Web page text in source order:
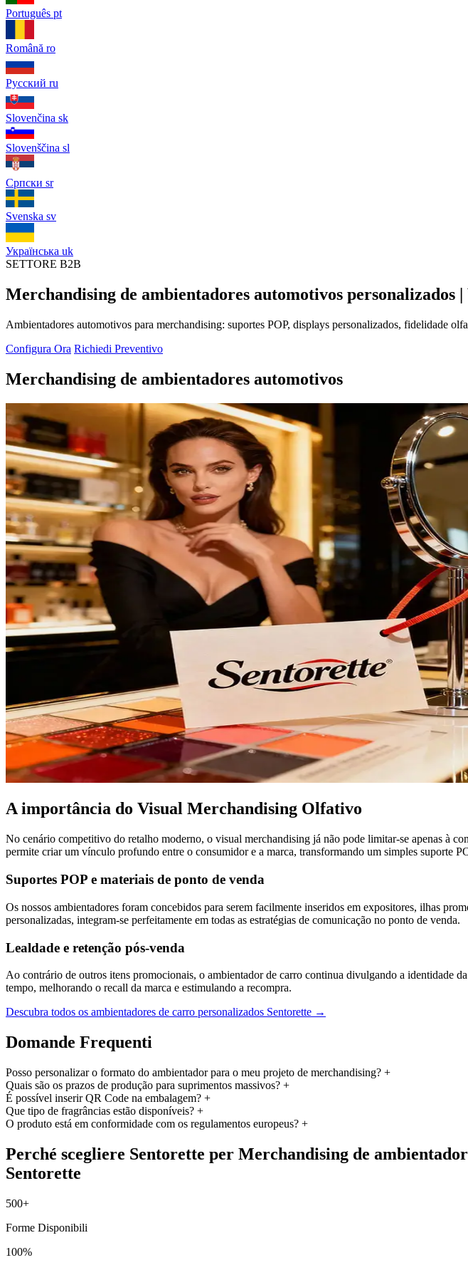
Português pt
Română ro
Русский ru
Slovenčina sk
Slovenščina sl
Српски sr
Svenska sv
Українська uk
SETTORE B2B
Merchandising de ambientadores automotivos
Ambientadores automotivos para merchandising: suportes POP, displays personalizados, fidelidade
Configura Ora Richiedi Preventivo
Merchandising de ambientadores automotivos
A importância do Visual Merchandising Olfativo
No cenário competitivo do retalho moderno, o visual merchandising já não pode limitar-se apenas à
permite criar um vínculo profundo entre o consumidor e a marca, transformando um simples suporte
Suportes POP e materiais de ponto de venda
Os nossos ambientadores foram concebidos para serem facilmente inseridos em expositores, ilhas
personalizadas, integram-se perfeitamente em todas as estratégias de comunicação no ponto de venda.
Lealdade e retenção pós-venda
Ao contrário de outros itens promocionais, o ambientador de carro continua divulgando a identidade
tempo, melhorando o recall da marca e estimulando a recompra.
Descubra todos os ambientadores de carro personalizados Sentorette →
Domande Frequenti
Posso personalizar o formato do ambientador para o meu projeto de merchandising? +
Quais são os prazos de produção para suprimentos massivos? +
É possível inserir QR Code na embalagem? +
Que tipo de fragrâncias estão disponíveis? +
O produto está em conformidade com os regulamentos europeus? +
Perché scegliere Sentorette per Merchandising de
Sentorette
500+
Forme Disponibili
100%